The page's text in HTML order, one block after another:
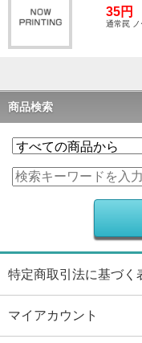
35円
通常罠 ノ
商品検索
特定商取引法に基づく
マイアカウント